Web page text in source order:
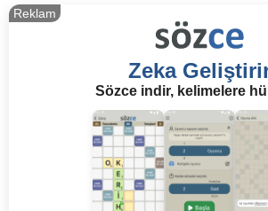
Zeka
Sözce indir, kelimelere
Reklam